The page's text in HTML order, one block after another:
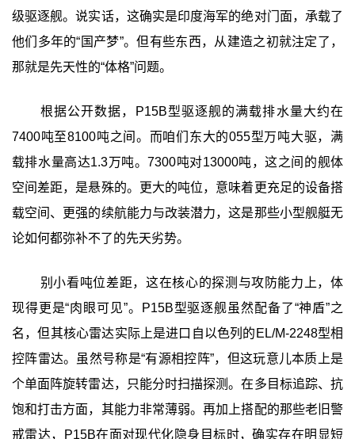
级驱逐舰。说实话，这确实是印度海军的绝对门面，承载了
他们多年的“国产梦”。但有些东西，从建造之初就注定了，
那就是先天性的“体格”问题。
根据公开数据，P15B型驱逐舰的满载排水量大约在
7400吨至8100吨之间。而咱们东大的055型万吨大驱，满
载排水量高达1.3万吨。7300吨对13000吨，这之间的舰体
空间差距，是悬殊的。更大的吨位，意味着更充足的设备搭
载空间、更强的续航能力与改装潜力，这是那些小型舰艇无
论如何都弥补不了的先天劣势。
别小看吨位差距，这在核心的探测与攻防能力上，体
现得更是“肉眼可见”。P15B型驱逐舰虽然配备了“神盾”之
名，但其核心雷达实际上是进口自以色列的EL/M-2248型相
控阵雷达。虽然号称是“有源相控阵”，但这玩意儿本质上是
个单面阵旋转雷达，只能分时扫描探测。在多目标追踪、抗
饱和打击方面，其能力非常薄弱。再加上搭配的那些老旧警
戒雷达，P15B在面对现代化隐身目标时，确实存在明显短